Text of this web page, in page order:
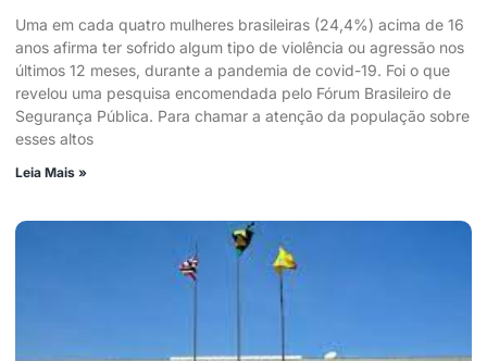
Uma em cada quatro mulheres brasileiras (24,4%) acima de 16
anos afirma ter sofrido algum tipo de violência ou agressão nos
últimos 12 meses, durante a pandemia de covid-19. Foi o que
revelou uma pesquisa encomendada pelo Fórum Brasileiro de
Segurança Pública. Para chamar a atenção da população sobre
esses altos
Leia Mais »